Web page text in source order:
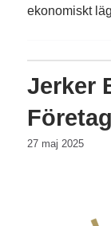
ekonomiskt
Jerker
27 maj 2025